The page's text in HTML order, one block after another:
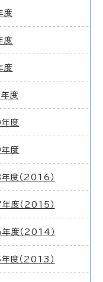
度
度
度
度
度
度
度（2016）
度（2015）
度（2014）
度（2013）